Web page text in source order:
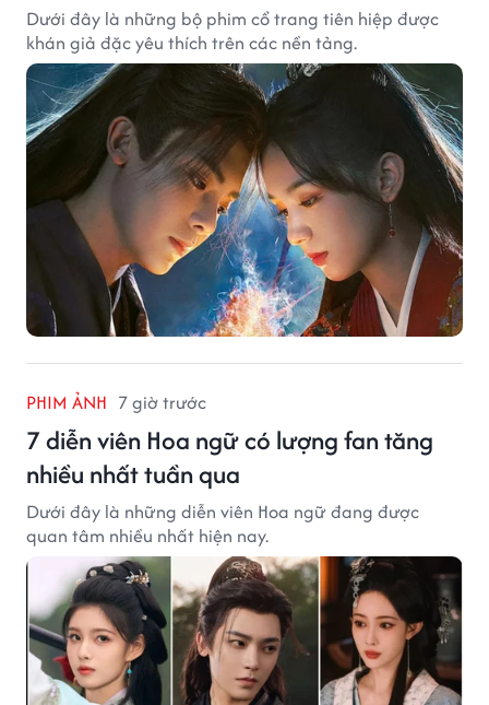
Dưới đây là những bộ phim cổ trang tiên hiệp được
khán giả đặc yêu thích trên các nền tảng.
PHIM ẢNH 7 giờ trước
7 diễn viên Hoa ngữ có lượng fan tăng
nhiều nhất tuần qua
Dưới đây là những diễn viên Hoa ngữ đang được
quan tâm nhiều nhất hiện nay.